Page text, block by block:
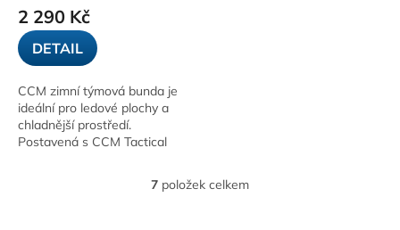
2 290 Kč
DETAIL
CCM zimní týmová bunda je
ideální pro ledové plochy a
chladnější prostředí.
Postavená s CCM Tactical
O
7 položek celkem